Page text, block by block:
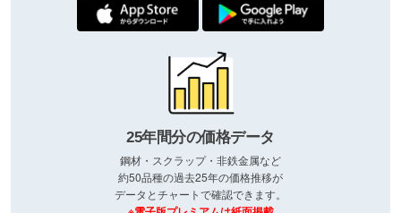
25年間分の価格データ
鋼材・スクラップ・非鉄金属など
約50品種の過去25年の価格推移が
データとチャートで確認できます。